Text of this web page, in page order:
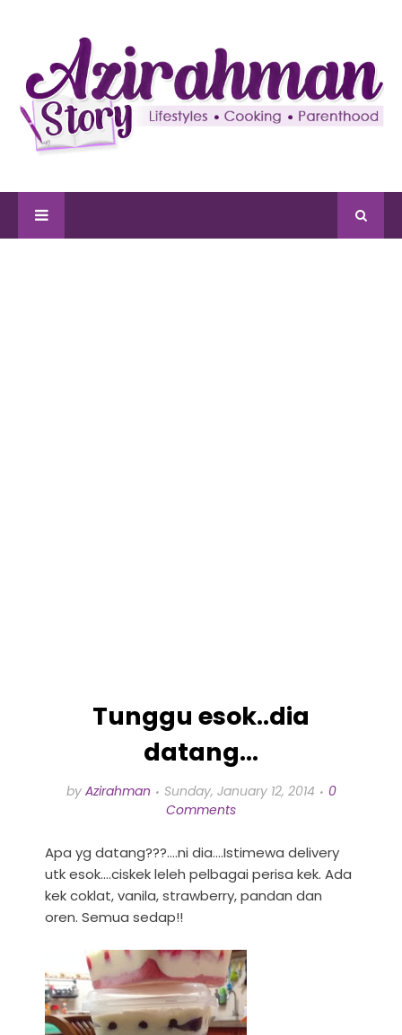
Tunggu esok..dia
datang...
by Azirahman Sunday, January 12, 2014
0
Comments
Apa yg datang???....ni dia....Istimewa delivery
utk esok....ciskek leleh pelbagai perisa kek. Ada
kek coklat, vanila, strawberry, pandan dan
oren. Semua sedap!!